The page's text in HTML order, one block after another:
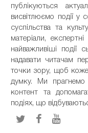
публікуються
висвітлюємо події у
суспільства та
матеріали,
найважливіші
надавати читачам
точки зору, щоб
думку. Ми прагнемо
контент та
подіях, що